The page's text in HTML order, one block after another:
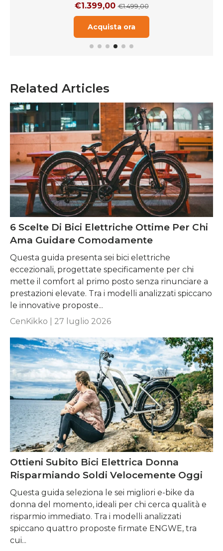
€1.049,00€1.199,00
Acquista ora
Related Articles
6 Scelte Di Bici Elettriche Ottime Per Chi
Ama Guidare Comodamente
Questa guida presenta sei bici elettriche
eccezionali, progettate specificamente per chi
mette il comfort al primo posto senza rinunciare a
prestazioni elevate. Tra i modelli analizzati spiccano
le innovative proposte...
CenKikko | 27 luglio 2026
Ottieni Subito Bici Elettrica Donna
Risparmiando Soldi Velocemente Oggi
Questa guida seleziona le sei migliori e-bike da
donna del momento, ideali per chi cerca qualità e
risparmio immediato. Tra i modelli analizzati
spiccano quattro proposte firmate ENGWE, tra
cui...